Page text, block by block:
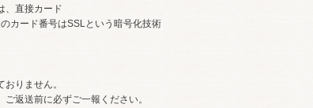
、直接カード
カード番号はSSLという暗号化技術
りません。
返送前に必ずご一報ください。